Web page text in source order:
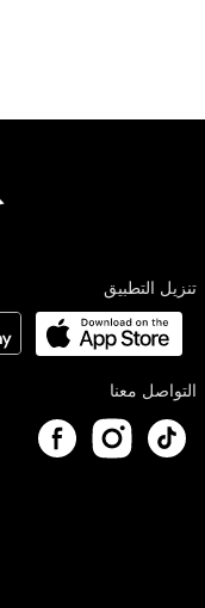
تنزيل التطبيق
التواصل معنا